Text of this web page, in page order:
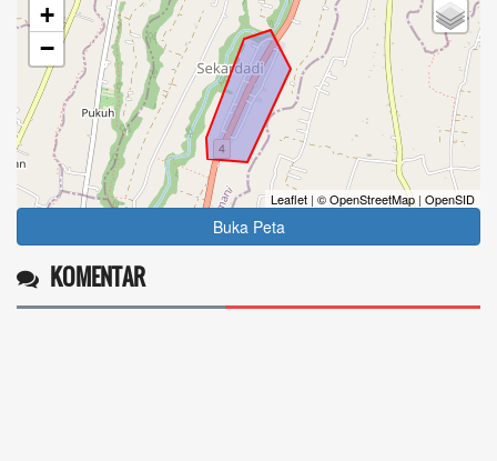
+
−
Leaflet | © OpenStreetMap | OpenSID
Buka Peta
KOMENTAR